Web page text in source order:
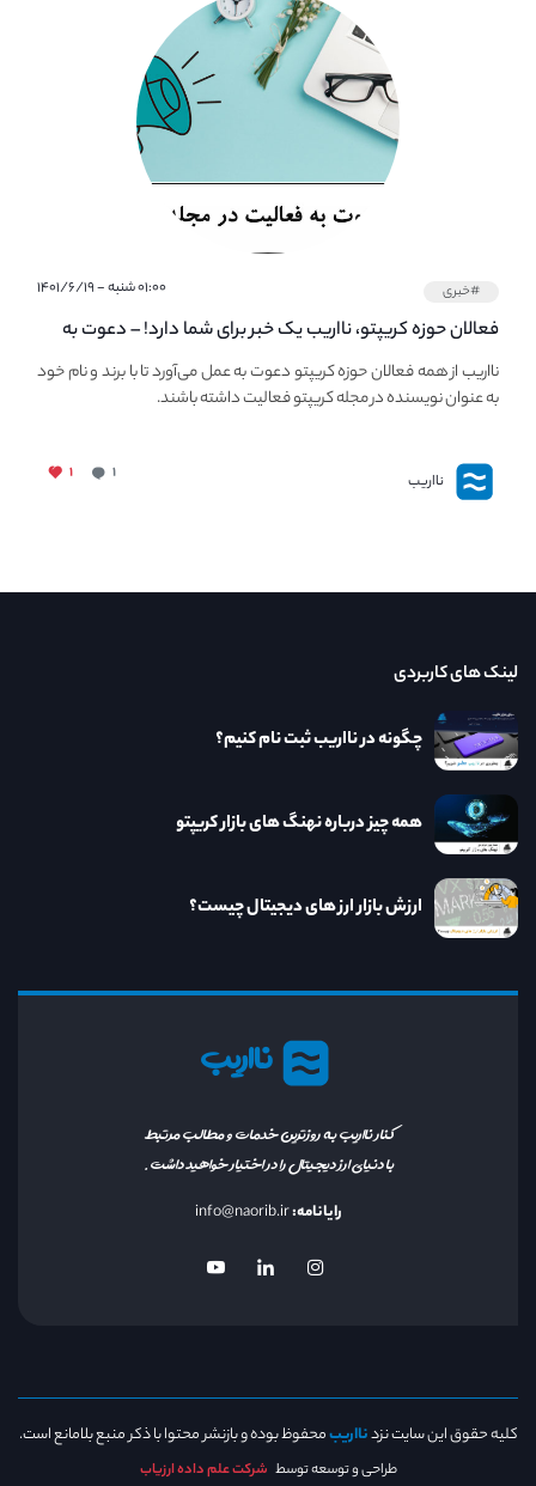
#خبری ۰۱:۰۰ شنبه - ۱۴۰۱/۶/۱۹
فعالان حوزه کریپتو، نااریب یک خبر برای شما دارد! – دعوت به
فعالیت در مجله کریپتو
نااریب از همه فعالان حوزه کریپتو دعوت به عمل می‌آورد تا با برند و نام خود
به عنوان نویسنده در مجله کریپتو فعالیت داشته باشند.
نااریب ۱ ۱
نااریب
کنار نااریب به روزترین خدمات و مطالب مرتبط
با دنیای ارز دیجیتال را در اختیار خواهید داشت.
رایانامه:info@naorib.ir
لینک های کاربردی
چگونه در نااریب ثبت نام کنیم؟
همه چیز درباره نهنگ های بازار کریپتو
ارزش بازار ارز های دیجیتال چیست؟
کلیه حقوق این سایت نزدنااریبمحفوظ بوده و بازنشر محتوا با ذکر منبع بلامانع است.
طراحی و توسعه توسط شرکت علم داده ارزیاب